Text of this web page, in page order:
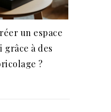
un espace
grâce à des
?